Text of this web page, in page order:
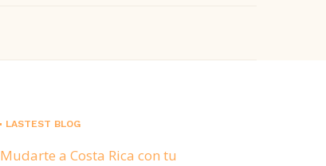
LASTEST BLOG
Mudarte a Costa Rica con tu